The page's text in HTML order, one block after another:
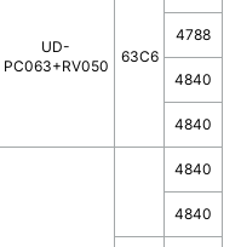
UD-
PC063+RV050
63C6
4788
4840
4840
4840
4840